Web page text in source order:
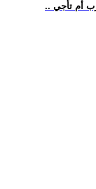
أم تأجي